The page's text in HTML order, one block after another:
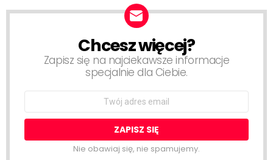
NEWSLETTERChcesz więcej?
Zapisz się na najciekawsze informacje
specjalnie dla Ciebie.
Nie obawiaj się, nie spamujemy.